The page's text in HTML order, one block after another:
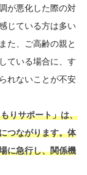
が悪化した際の対
じている方は多い
た、ご高齢の親と
ている場合に、す
れないことが不安
りサポート」は、
つながります。体
に急行し、関係機